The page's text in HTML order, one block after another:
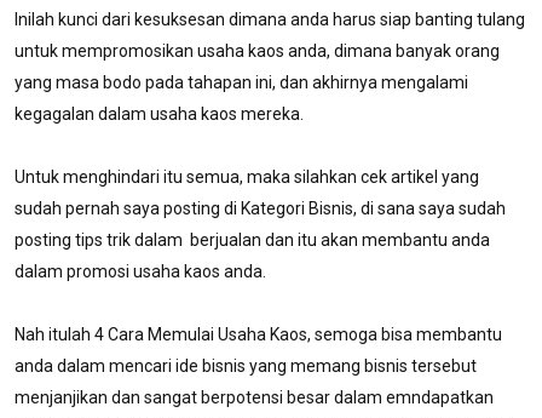
Inilah kunci dari kesuksesan dimana anda harus siap banting tulang
untuk mempromosikan usaha kaos anda, dimana banyak orang
yang masa bodo pada tahapan ini, dan akhirnya mengalami
kegagalan dalam usaha kaos mereka.
Untuk menghindari itu semua, maka silahkan cek artikel yang
sudah pernah saya posting di Kategori Bisnis, di sana saya sudah
posting tips trik dalam berjualan dan itu akan membantu anda
dalam promosi usaha kaos anda.
Nah itulah 4 Cara Memulai Usaha Kaos, semoga bisa membantu
anda dalam mencari ide bisnis yang memang bisnis tersebut
menjanjikan dan sangat berpotensi besar dalam emndapatkan